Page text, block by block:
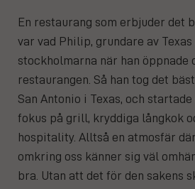
En restaurang som erbjuder det
var vad Philip, grundare av
stockholmarna när han öppnade
restaurangen. Så han tog det
San Antonio i Texas, och
fokus på grill, kryddiga långkok
hospitality. Alltså en atmosfär
omkring oss känner sig väl
bra. Utan att det för den sakens